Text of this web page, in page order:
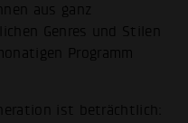
aus ganz
Genres und Stilen
Programm
ist beträchtlich: